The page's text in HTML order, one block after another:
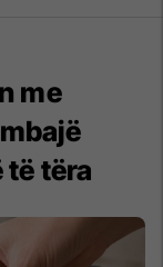
me
të tëra